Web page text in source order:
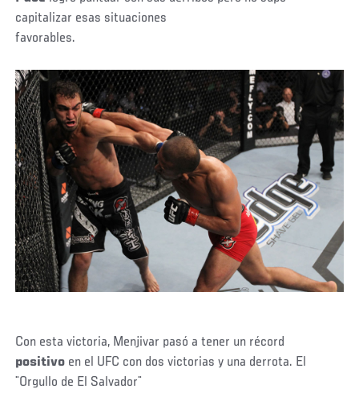
capitalizar esas situaciones
favorables.
Con esta victoria, Menjivar pasó a tener un récord
positivo en el UFC con dos victorias y una derrota. El
¨Orgullo de El Salvador¨